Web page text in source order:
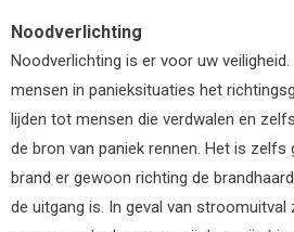
Noodverlichting
Noodverlichting is er voor uw
mensen in panieksituaties het
lijden tot mensen die verdwalen en
de bron van paniek rennen. Het is zelfs
brand er gewoon richting de
de uitgang is. In geval van